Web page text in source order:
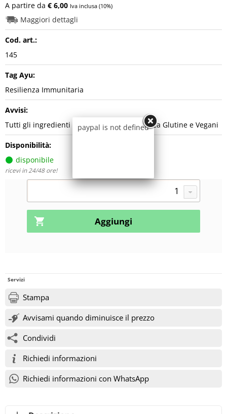
A partire da € 6,00 Iva inclusa (10%)
Maggiori dettagli
Cod. art.:
145
Tag Ayu:
Resilienza Immunitaria
Avvisi:
Tutti gli ingredienti sono Naturalmente Senza Glutine e Vegani
Disponibilità:
disponibile
ricevi in 24/48 ore!
Servizi
Stampa
Avvisami quando diminuisce il prezzo
Condividi
Richiedi informazioni
Richiedi informazioni con WhatsApp
paypal is not defined